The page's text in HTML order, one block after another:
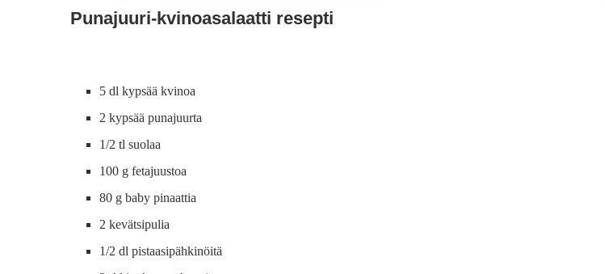
Punajuuri-kvinoasalaatti resepti
5 dl kypsää kvinoa
2 kypsää punajuurta
1/2 tl suolaa
100 g fetajuustoa
80 g baby pinaattia
2 kevätsipulia
1/2 dl pistaasipähkinöitä